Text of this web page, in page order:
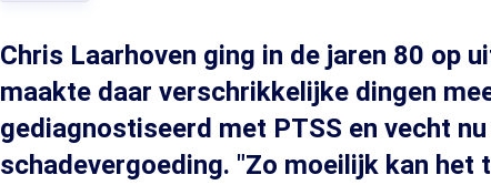
Chris Laarhoven ging in de jaren 80 op
maakte daar verschrikkelijke dingen
gediagnostiseerd met PTSS en vecht
schadevergoeding. "Zo moeilijk kan het